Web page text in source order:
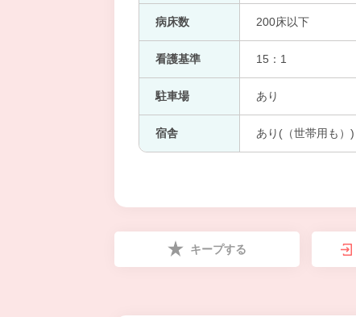
病床数 200床以下
看護基準 15：1
駐車場 あり
宿舎 あり(（世帯用も）)
キープする